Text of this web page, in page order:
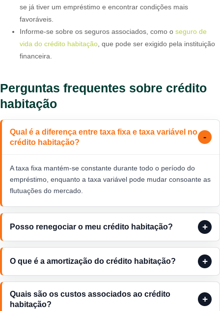
se já tiver um empréstimo e encontrar condições mais
favoráveis.
Informe-se sobre os seguros associados, como o seguro de
vida do crédito habitação , que pode ser exigido pela instituição
financeira.
Perguntas frequentes sobre crédito
habitação
Qual é a diferença entre taxa fixa e taxa variável no
crédito habitação?
A taxa fixa mantém-se constante durante todo o período do
empréstimo, enquanto a taxa variável pode mudar consoante as
flutuações do mercado.
Posso renegociar o meu crédito habitação?
O que é a amortização do crédito habitação?
Quais são os custos associados ao crédito
habitação?